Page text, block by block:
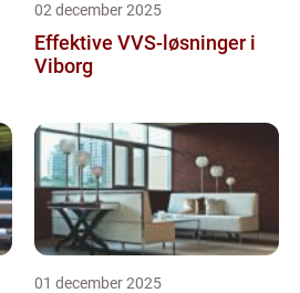
02 december 2025
Effektive VVS-løsninger i
Viborg
01 december 2025